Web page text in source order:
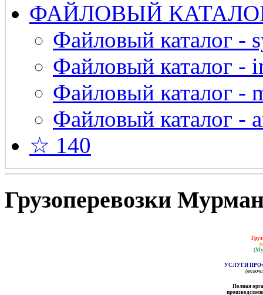
ФАЙЛОВЫЙ
Файловый каталог -
Файловый каталог -
Файловый каталог -
Файловый каталог -
☆ 140
Грузоперевозки
УСЛУГИ
Полная